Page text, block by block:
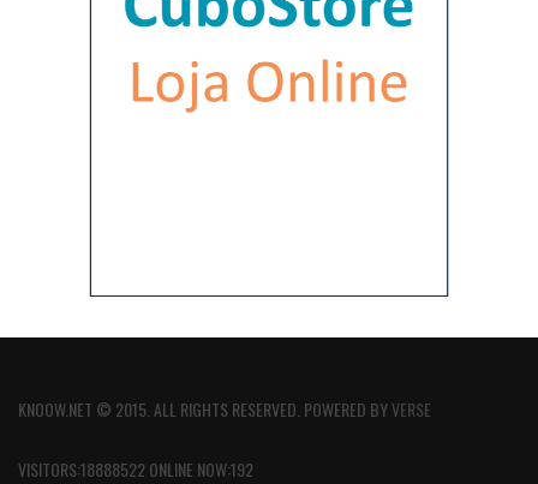
KNOOW.NET © 2015. ALL RIGHTS RESERVED. POWERED BYVERSE
VISITORS:18888522 ONLINE NOW:192